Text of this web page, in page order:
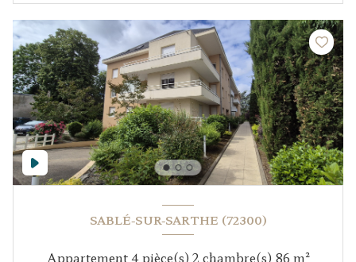
SABLÉ-SUR-SARTHE (72300)
Appartement 4 pièce(s) 2 chambre(s) 86 m²